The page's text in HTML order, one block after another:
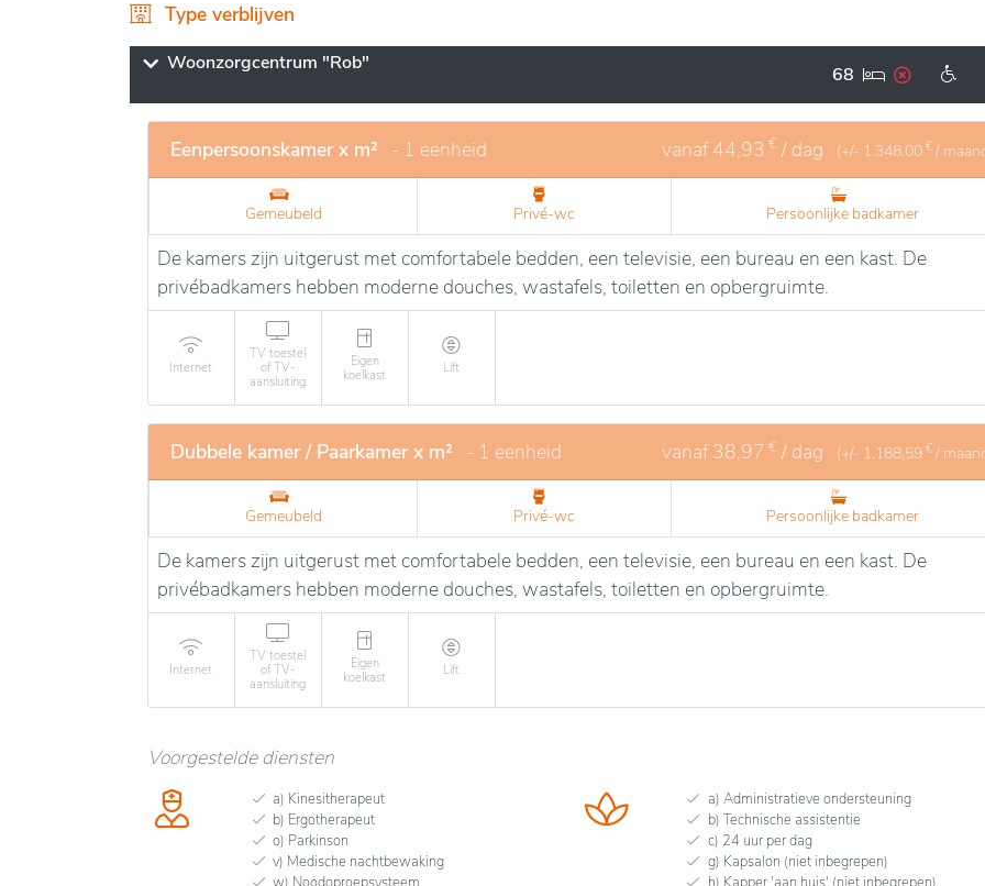
Type verblijven
Woonzorgcentrum "Rob" 68
Eenpersoonskamer x m² - 1 eenheid vanaf44,93 € / dag (+/- 1.348,00 € /
Gemeubeld Privé-wc Persoonlijke badkamer
De kamers zijn uitgerust met comfortabele bedden, een televisie, een bureau en een kast. De
privébadkamers hebben moderne douches, wastafels, toiletten en opbergruimte.
Internet
TV toestel
of TV-
aansluiting
Eigen
koelkast
Lift
Dubbele kamer / Paarkamer x m² - 1 eenheid vanaf38,97 € / dag (+/- 1.188,59 € /
Gemeubeld Privé-wc Persoonlijke badkamer
De kamers zijn uitgerust met comfortabele bedden, een televisie, een bureau en een kast. De
privébadkamers hebben moderne douches, wastafels, toiletten en opbergruimte.
Internet
TV toestel
of TV-
aansluiting
Eigen
koelkast
Lift
Voorgestelde diensten
a) Kinesitherapeut
b) Ergotherapeut
o) Parkinson
v) Medische nachtbewaking
a) Administratieve ondersteuning
b) Technische assistentie
c) 24 uur per dag
g) Kapsalon (niet inbegrepen)